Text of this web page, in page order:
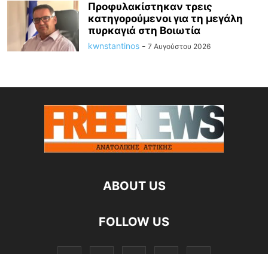
Προφυλακίστηκαν τρεις
κατηγορούμενοι για τη μεγάλη
πυρκαγιά στη Βοιωτία
kwnstantinos - 7 Αυγούστου 2026
ABOUT US
FOLLOW US